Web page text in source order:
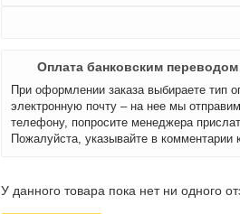
Оплата банковским
При оформлении заказа выбираете тип
электронную почту – на нее мы
телефону, попросите менеджера
Пожалуйста, указывайте в комментарии
У данного товара пока нет ни одного